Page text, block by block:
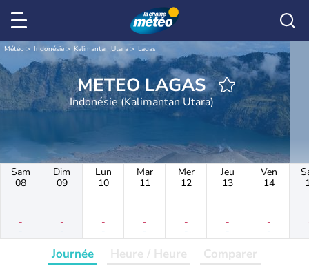
Météo Indonésie Kalimantan Utara Lagas
METEO LAGAS
Indonésie (Kalimantan Utara)
Sam
08
-
-
Dim
09
-
-
Lun
10
-
-
Mar
11
-
-
Mer
12
-
-
Jeu
13
-
-
Ven
14
-
-
Journée Heure / Heure Comparer